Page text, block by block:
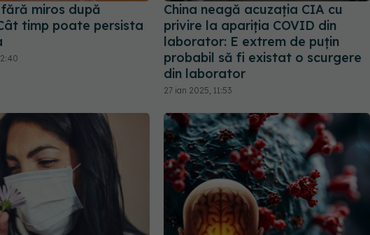
miros după
timp poate persista
China neagă acuzația CIA cu
privire la apariția COVID din
laborator: E extrem de puţin
probabil să fi existat o scurgere
din laborator
27 ian 2025, 11:53